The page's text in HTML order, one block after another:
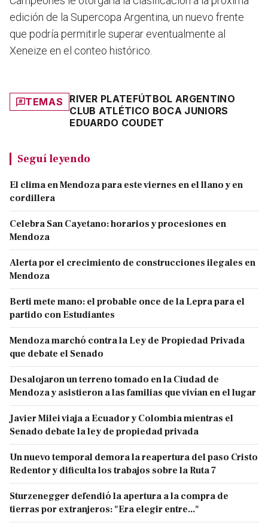
edición de la Supercopa Argentina, un nuevo frente
que podría permitirle superar eventualmente al
Xeneize en el conteo histórico.
TEMAS RIVER PLATEFÚTBOL ARGENTINO
CLUB ATLÉTICO BOCA JUNIORS
EDUARDO COUDET
Seguí leyendo
El clima en Mendoza para este viernes en el llano y en
cordillera
Celebra San Cayetano: horarios y procesiones en
Mendoza
Alerta por el crecimiento de construcciones ilegales en
Mendoza
Berti mete mano: el probable once de la Lepra para el
partido con Estudiantes
Mendoza marchó contra la Ley de Propiedad Privada
que debate el Senado
Desalojaron un terreno tomado en la Ciudad de
Mendoza y asistieron a las familias que vivían en el lugar
Javier Milei viaja a Ecuador y Colombia mientras el
Senado debate la ley de propiedad privada
Un nuevo temporal demora la reapertura del paso Cristo
Redentor y dificulta los trabajos sobre la Ruta 7
Sturzenegger defendió la apertura a la compra de
tierras por extranjeros: "Era elegir entre..."